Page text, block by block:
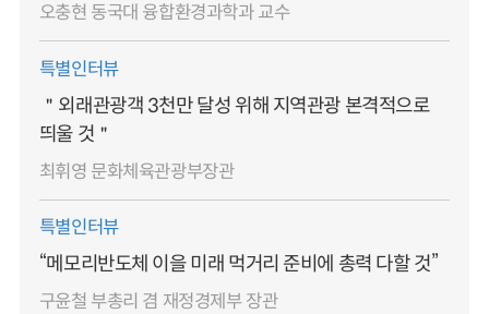
오충현 동국대 융합환경과학과 교수
특별인터뷰
＂외래관광객 3천만 달성 위해 지역관광 본격적으로
띄울 것＂
최휘영 문화체육관광부장관
특별인터뷰
“메모리반도체 이을 미래 먹거리 준비에 총력 다할 것”
구윤철 부총리 겸 재정경제부 장관